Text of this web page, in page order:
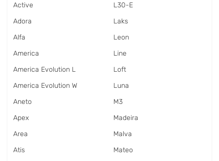
Active
Adora
Alfa
America
America Evolution L
America Evolution W
Aneto
Apex
Area
Atis
L30-E
Laks
Leon
Line
Loft
Luna
M3
Madeira
Malva
Mateo